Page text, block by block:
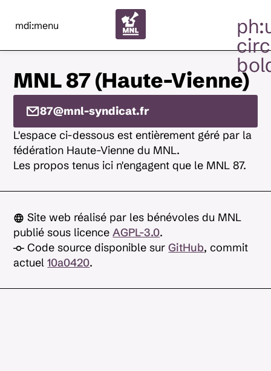
mdi:menu
MNL 87 (Haute-Vienne)
87@mnl-syndicat.fr
L'espace ci-dessous est entièrement géré par la
fédération Haute-Vienne du MNL.
Les propos tenus ici n'engagent que le MNL 87.
Site web réalisé par les bénévoles du MNL
publié sous licenceAGPL-3.0.
Code source disponible surGitHub, commit
actuel10a0420.